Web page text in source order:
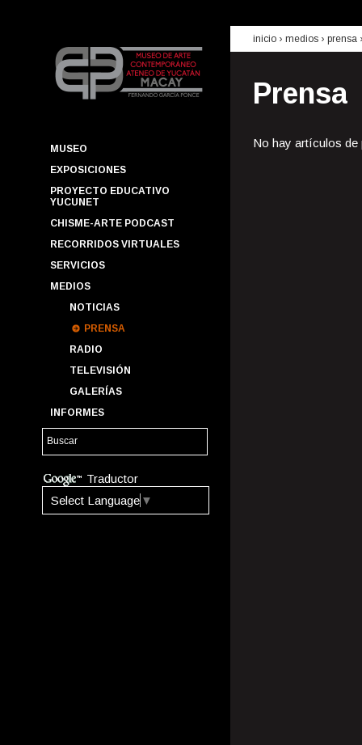
MUSEO
EXPOSICIONES
PROYECTO EDUCATIVO
YUCUNET
CHISME-ARTE PODCAST
RECORRIDOS VIRTUALES
SERVICIOS
MEDIOS
NOTICIAS
PRENSA
RADIO
TELEVISIÓN
GALERÍAS
INFORMES
Traductor
Select Language ▼
inicio › medios › prensa
Prensa
No hay artículos de